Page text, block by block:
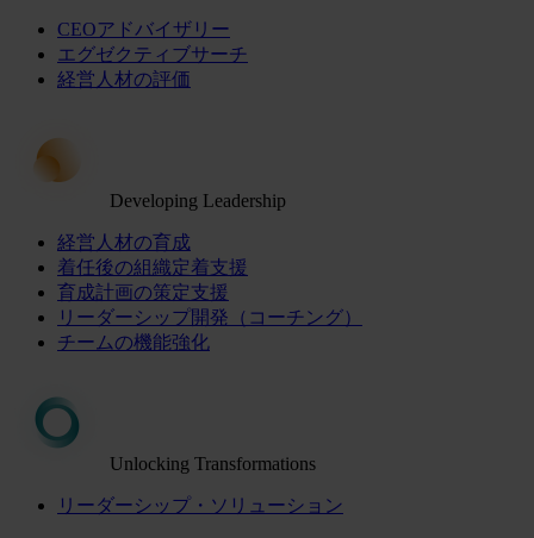
CEOアドバイザリー
エグゼクティブサーチ
経営人材の評価
Developing Leadership
経営人材の育成
着任後の組織定着支援
育成計画の策定支援
リーダーシップ開発（コーチング）
チームの機能強化
Unlocking Transformations
リーダーシップ・ソリューション